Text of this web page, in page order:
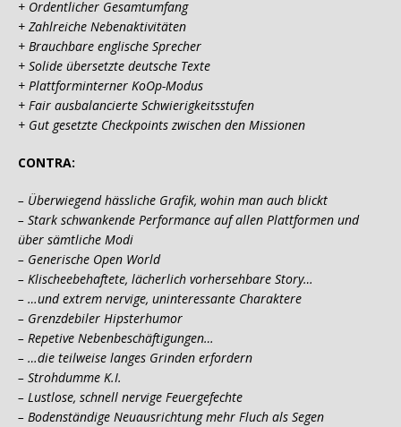
+ Ordentlicher Gesamtumfang
+ Zahlreiche Nebenaktivitäten
+ Brauchbare englische Sprecher
+ Solide übersetzte deutsche Texte
+ Plattforminterner KoOp-Modus
+ Fair ausbalancierte Schwierigkeitsstufen
+ Gut gesetzte Checkpoints zwischen den Missionen
CONTRA:
– Überwiegend hässliche Grafik, wohin man auch blickt
– Stark schwankende Performance auf allen Plattformen und
über sämtliche Modi
– Generische Open World
– Klischeebehaftete, lächerlich vorhersehbare Story…
– …und extrem nervige, uninteressante Charaktere
– Grenzdebiler Hipsterhumor
– Repetive Nebenbeschäftigungen…
– …die teilweise langes Grinden erfordern
– Strohdumme K.I.
– Lustlose, schnell nervige Feuergefechte
– Bodenständige Neuausrichtung mehr Fluch als Segen